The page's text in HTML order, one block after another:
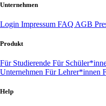
Unternehmen
Login Impressum FAQ AGB
Produkt
Für Studierende Für
Unternehmen Für Lehrer*innen
Help